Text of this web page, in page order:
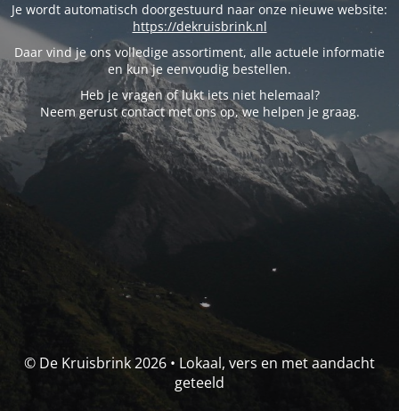
Je wordt automatisch doorgestuurd naar onze nieuwe website:
https://dekruisbrink.nl
Daar vind je ons volledige assortiment, alle actuele informatie
en kun je eenvoudig bestellen.
Heb je vragen of lukt iets niet helemaal?
Neem gerust contact met ons op, we helpen je graag.
© De Kruisbrink 2026 • Lokaal, vers en met aandacht
geteeld